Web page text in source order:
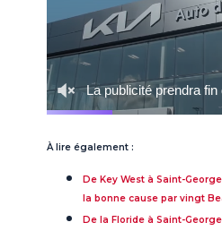
À lire également :
De Key West à Saint-
la bonne cause par vingt
De la Floride à Saint-